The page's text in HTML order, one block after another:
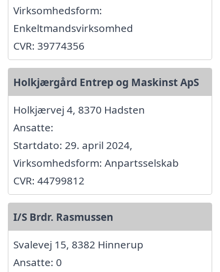
Virksomhedsform:
Enkeltmandsvirksomhed
CVR: 39774356
Holkjærgård Entrep og Maskinst ApS
Holkjærvej 4, 8370 Hadsten
Ansatte:
Startdato: 29. april 2024,
Virksomhedsform: Anpartsselskab
CVR: 44799812
I/S Brdr. Rasmussen
Svalevej 15, 8382 Hinnerup
Ansatte: 0